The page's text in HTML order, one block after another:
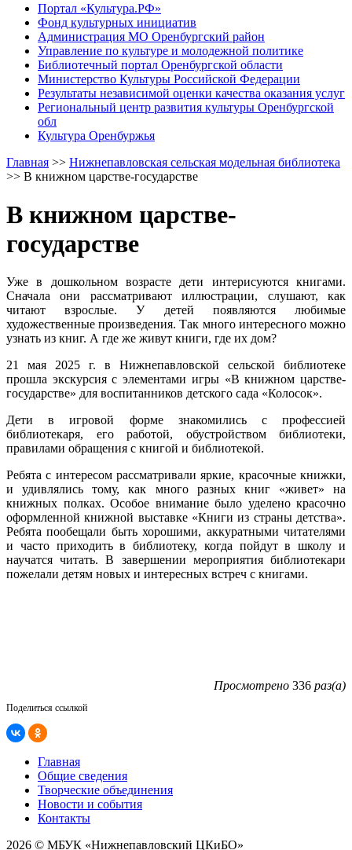
Портал «Культура.РФ»
Фонд культурных инициатив
Администрация МО Оренбургский район
Управление по культуре и молодежной политике
Библиотечный портал Оренбургской области
Министерство Культуры Российской Федерации
Результаты независимой оценки качества оказания услуг
Региональный центр развития культуры Оренбургской
обл
Культура Оренбуржья
Главная >> Нижнепавловская сельская модельная библиотека
>> В книжном царстве-государстве
В книжном царстве-
государстве
Уже в дошкольном возрасте дети интерисуются книгами.
Сначала они рассматривают иллюстрации, слушают, как
читают взрослые. У детей появляются любимые
художественные произведения. Так много интересного можно
узнать из книг. А где же живут книги, где их дом?
21 мая 2025 г. в Нижнепавловской сельской библиотеке
прошла экскурсия с элементами игры «В книжном царстве-
государстве» для воспитанников детского сада «Колосок».
Дети в игровой форме знакомились с профессией
библиотекаря, его работой, обустройством библиотеки,
правилами обращения с книгой и библиотекой.
Ребята с интересом рассматривали яркие, красочные книжки,
и удивлялись тому, как много разных книг «живет» на
книжных полках. Особое внимание было уделено красочно
оформленной книжной выставке «Книги из страны детства».
Ребята пообещали быть хорошими, аккуратными читателями
и часто приходить в библиотеку, когда пойдут в школу и
научатся читать. В завершении мероприятия библиотекари
пожелали детям новых и интересных встреч с книгами.
Просмотрено 336 раз(а)
Поделиться ссылкой
Главная
Общие сведения
Творческие объединения
Новости и события
Контакты
2026 © МБУК «Нижнепавловский ЦКиБО»